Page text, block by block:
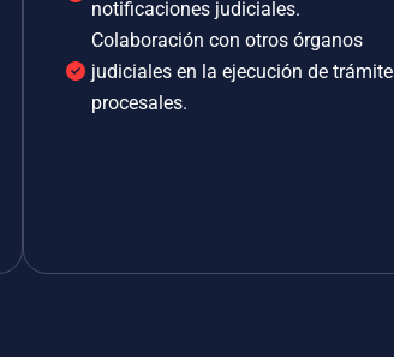
notificaciones judiciales.
Colaboración con otros órganos
judiciales en la ejecución de
procesales.